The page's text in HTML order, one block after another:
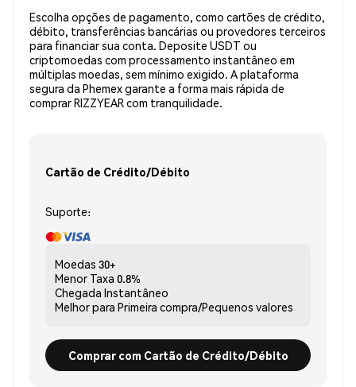
Escolha opções de pagamento, como cartões de crédito,
débito, transferências bancárias ou provedores terceiros
para financiar sua conta. Deposite USDT ou
criptomoedas com processamento instantâneo em
múltiplas moedas, sem mínimo exigido. A plataforma
segura da Phemex garante a forma mais rápida de
comprar RIZZYEAR com tranquilidade.
Cartão de Crédito/Débito
Suporte:
Moedas 30+
Menor Taxa 0.8%
Chegada Instantâneo
Melhor para Primeira compra/Pequenos valores
Comprar com Cartão de Crédito/Débito